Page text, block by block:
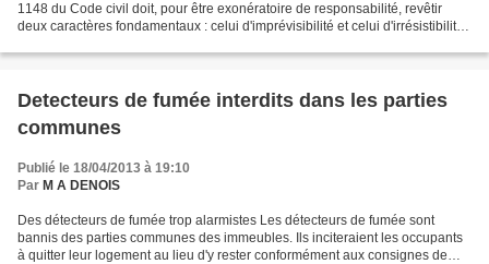
1148 du Code civil doit, pour être exonératoire de responsabilité, revêtir
deux caractères fondamentaux : celui d'imprévisibilité et celui d'irrésistibilité
Detecteurs de fumée interdits dans les parties
communes
Publié le 18/04/2013 à 19:10
Par M A DENOIS
Des détecteurs de fumée trop alarmistes Les détecteurs de fumée sont
bannis des parties communes des immeubles. Ils inciteraient les occupants
à quitter leur logement au lieu d'y rester conformément aux consignes de